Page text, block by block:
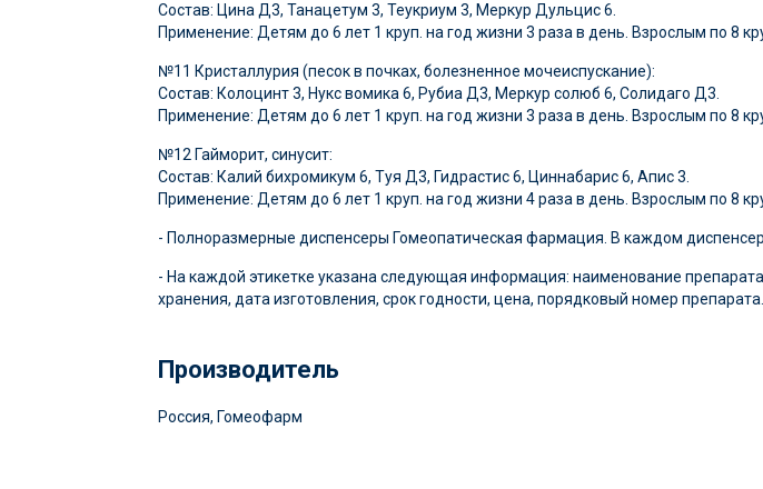
Состав: Цина Д3, Танацетум 3, Теукриум 3, Меркур Дульцис 6.
Применение: Детям до 6 лет 1 круп. на год жизни 3 раза в день. Взрослым по 8
№11 Кристаллурия (песок в почках, болезненное мочеиспускание):
Состав: Колоцинт 3, Нукс вомика 6, Рубиа Д3, Меркур солюб 6, Солидаго Д3.
Применение: Детям до 6 лет 1 круп. на год жизни 3 раза в день. Взрослым по 8
№12 Гайморит, синусит:
Состав: Калий бихромикум 6, Туя Д3, Гидрастис 6, Циннабарис 6, Апис 3.
Применение: Детям до 6 лет 1 круп. на год жизни 4 раза в день. Взрослым по 8
- Полноразмерные диспенсеры Гомеопатическая фармация. В каждом
- На каждой этикетке указана следующая информация: наименование
хранения, дата изготовления, срок годности, цена, порядковый номер препарата.
Производитель
Россия, Гомеофарм